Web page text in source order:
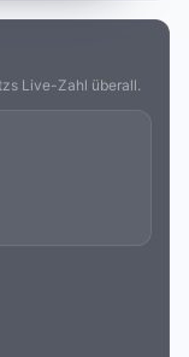
Live-Zahl überall.